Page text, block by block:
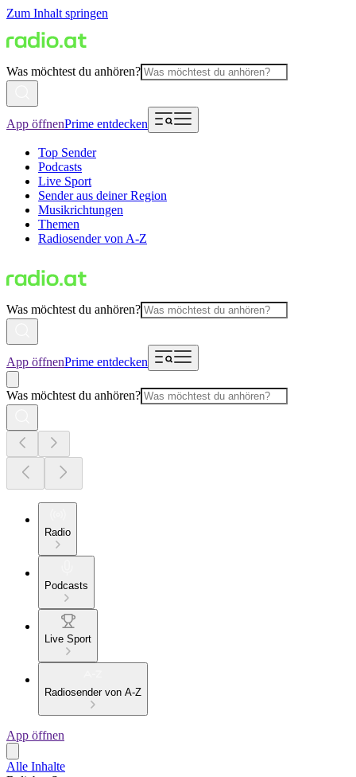
Zum Inhalt springen
Was möchtest du anhören?
App öffnenPrime entdecken
Top Sender
Podcasts
Live Sport
Sender aus deiner Region
Musikrichtungen
Themen
Radiosender von A-Z
Was möchtest du anhören?
App öffnenPrime entdecken
Was möchtest du anhören?
Radio
Podcasts
Live Sport
Radiosender von A-Z
App öffnen
Alle Inhalte